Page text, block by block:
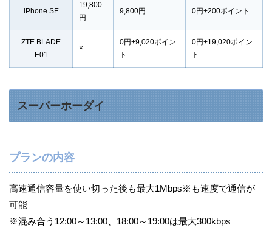
iPhone SE
19,800
円
9,800円 0円+200ポイント
ZTE BLADE
E01
×
0円+9,020ポイン
ト
0円+19,020ポイン
ト
スーパーホーダイ
プランの内容
高速通信容量を使い切った後も最大1Mbps※も速度で通信が
可能
※混み合う12:00～13:00、18:00～19:00は最大300kbps